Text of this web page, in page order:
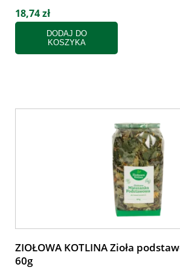
18,74 zł
DODAJ DO
KOSZYKA
ZIOŁOWA KOTLINA Zioła
60g